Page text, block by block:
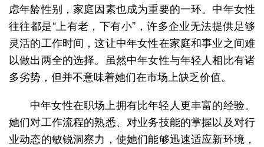
虑年龄性别，家庭因素也成为重要的一环。中年女性
往往都是“上有老，下有小”，许多企业无法提供足够
灵活的工作时间，这让中年女性在家庭和事业之间难
以做出两全的选择。虽然中年女性与年轻人相比有诸
多劣势，但并不意味着她们在市场上缺乏价值。
中年女性在职场上拥有比年轻人更丰富的经验。
她们对工作流程的熟悉、对业务技能的掌握以及对行
业动态的敏锐洞察力，使她们能够迅速适应新环境，